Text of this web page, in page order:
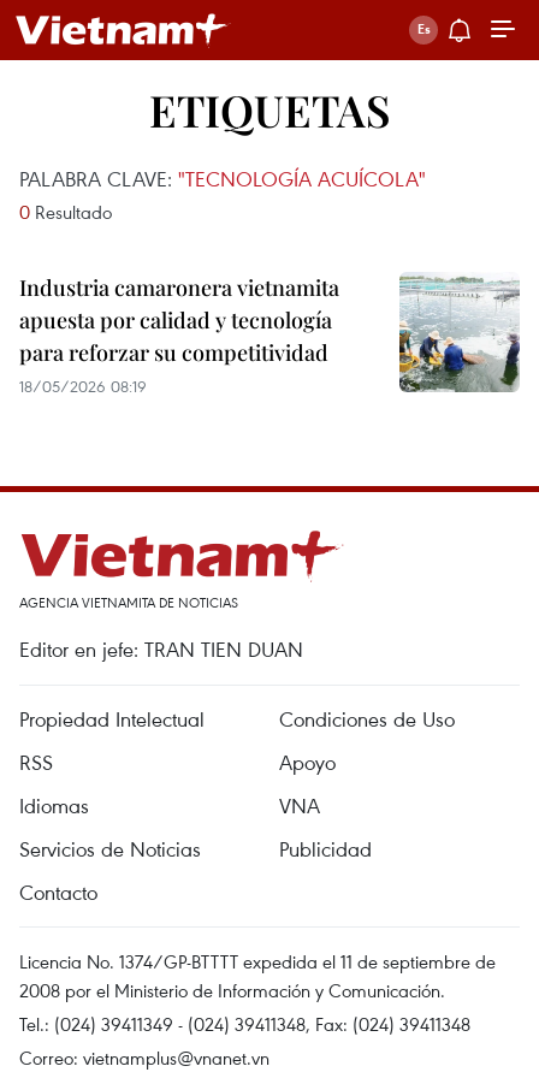
ETIQUETAS
PALABRA CLAVE: "TECNOLOGÍA ACUÍCOLA"
0 Resultado
Industria camaronera vietnamita
apuesta por calidad y tecnología
para reforzar su competitividad
18/05/2026 08:19
AGENCIA VIETNAMITA DE NOTICIAS
Editor en jefe: TRAN TIEN DUAN
Propiedad Intelectual
Condiciones de Uso
RSS
Apoyo
Idiomas
VNA
Servicios de Noticias
Publicidad
Contacto
Licencia No. 1374/GP-BTTTT expedida el 11 de septiembre de
2008 por el Ministerio de Información y Comunicación.
Tel.: (024) 39411349 - (024) 39411348, Fax: (024) 39411348
Correo: vietnamplus@vnanet.vn